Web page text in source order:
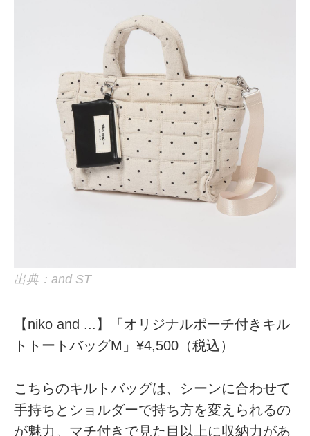
出典：and ST
【niko and ...】「オリジナルポーチ付きキル
トトートバッグM」¥4,500（税込）
こちらのキルトバッグは、シーンに合わせて
手持ちとショルダーで持ち方を変えられるの
が魅力。マチ付きで見た目以上に収納力があ